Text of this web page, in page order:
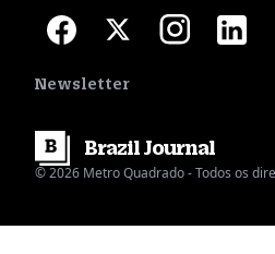
Newsletter
© 2026 Metro Quadrado - Todos os
BrazilJournal